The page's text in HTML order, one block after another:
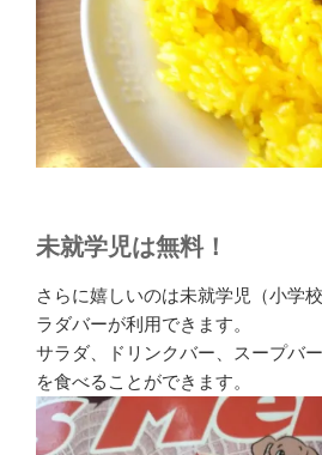
未就学児は無料！
さらに嬉しいのは未就学児（小学
ラダバーが利用できます。
サラダ、ドリンクバー、スープバ
を食べることができます。